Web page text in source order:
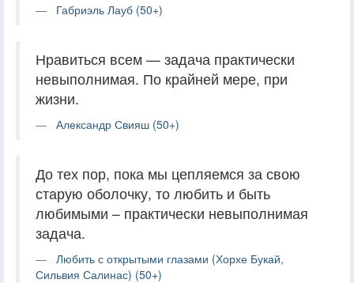
Габриэль Лауб (50+)
Нравиться всем — задача практически
невыполнимая. По крайней мере, при
жизни.
Александр Свияш (50+)
До тех пор, пока мы цепляемся за свою
старую оболочку, то любить и быть
любимыми – практически невыполнимая
задача.
Любить с открытыми глазами (Хорхе Букай,
Сильвия Салинас) (50+)